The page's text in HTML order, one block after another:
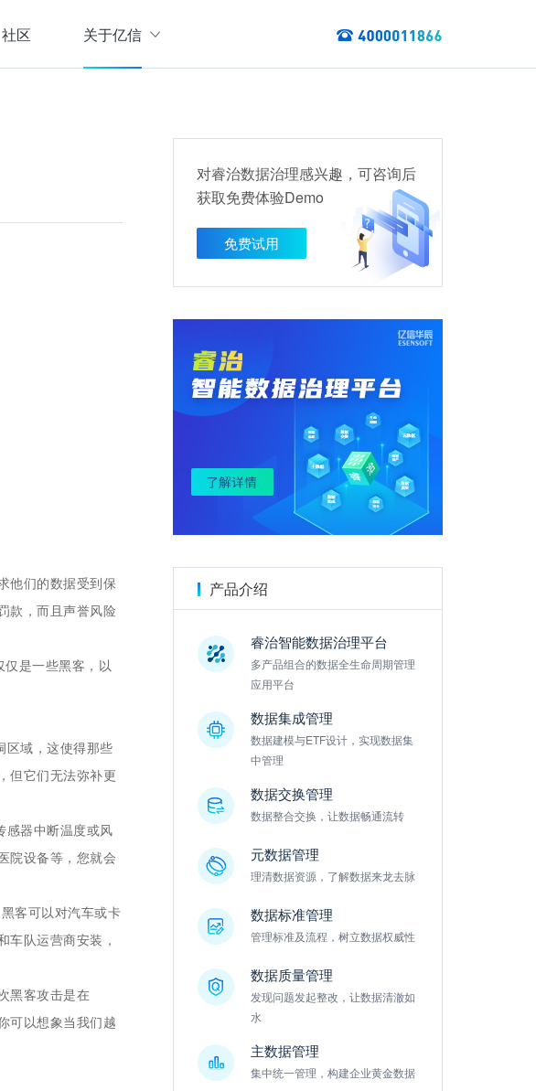
清数据资源，了解数据来龙去脉
数据服务
数据资产管理
提供各类数据应用服务，实现资产价
值最大化
以元数据管理摸清家底，以资产编目盘点数据资产，提供数据服务
指标体系建设方案
面向业务和技术提供指标管理指标分析等服务的指标统一管理平台
涵盖数据存储、数据集成、数据交换、数据共享等方面，为企业用户提供云原生仓湖一
社区 关于亿信
他们的数据受到保
款，而且声誉风险
是一些黑客，以
区域，这使得那些
但它们无法弥补更
感器中断温度或风
院设备等，您就会
客可以对汽车或卡
车队运营商安装，
黑客攻击是在
可以想象当我们越
对睿治数据治理感兴趣，可咨询后
获取免费体验Demo
免费试用
产品介绍
睿治智能数据治理平台
多产品组合的数据全生命周期管理
应用平台
数据集成管理
数据建模与ETF设计，实现数据集
中管理
数据交换管理
数据整合交换，让数据畅通流转
元数据管理
理清数据资源，了解数据来龙去脉
数据标准管理
管理标准及流程，树立数据权威性
数据质量管理
发现问题发起整改，让数据清澈如
水
主数据管理
集中统一管理，构建企业黄金数据